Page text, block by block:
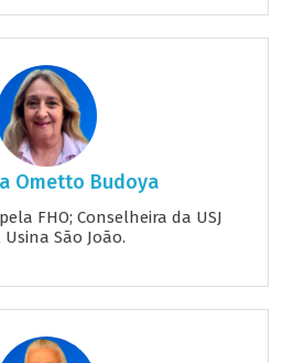
Ometto Budoya
FHO; Conselheira da USJ
São João.